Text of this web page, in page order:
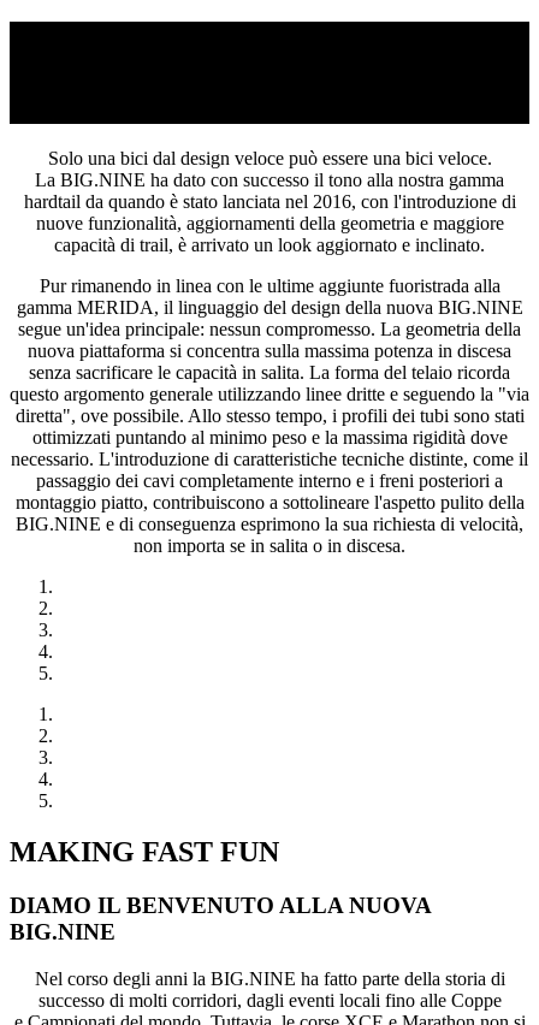
Solo una bici dal design veloce può essere una bici veloce.
La BIG.NINE ha dato con successo il tono alla nostra gamma
hardtail da quando è stato lanciata nel 2016, con l'introduzione di
nuove funzionalità, aggiornamenti della geometria e maggiore
capacità di trail, è arrivato un look aggiornato e inclinato.
Pur rimanendo in linea con le ultime aggiunte fuoristrada alla
gamma MERIDA, il linguaggio del design della nuova BIG.NINE
segue un'idea principale: nessun compromesso. La geometria della
nuova piattaforma si concentra sulla massima potenza in discesa
senza sacrificare le capacità in salita. La forma del telaio ricorda
questo argomento generale utilizzando linee dritte e seguendo la "via
diretta", ove possibile. Allo stesso tempo, i profili dei tubi sono stati
ottimizzati puntando al minimo peso e la massima rigidità dove
necessario. L'introduzione di caratteristiche tecniche distinte, come il
passaggio dei cavi completamente interno e i freni posteriori a
montaggio piatto, contribuiscono a sottolineare l'aspetto pulito della
BIG.NINE e di conseguenza esprimono la sua richiesta di velocità,
non importa se in salita o in discesa.
MAKING FAST FUN
DIAMO IL BENVENUTO ALLA NUOVA
BIG.NINE
Nel corso degli anni la BIG.NINE ha fatto parte della storia di
successo di molti corridori, dagli eventi locali fino alle Coppe